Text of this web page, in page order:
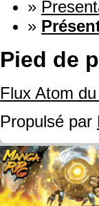
»
»
Pied de
Flux Atom
Propulsé par